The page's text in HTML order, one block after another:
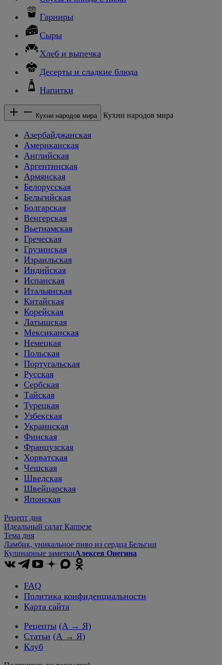
Гарниры
Сыры
Хлеб и выпечка
Десерты и сладкие блюда
Напитки
Кухни народов мира Кухни народов мира
Азербайджанская
Американская
Английская
Аргентинская
Армянская
Белорусская
Бельгийская
Болгарская
Венгерская
Вьетнамская
Греческая
Грузинская
Израильская
Индийская
Испанская
Итальянская
Китайская
Корейская
Латышская
Мексиканская
Немецкая
Польская
Португальская
Русская
Сербская
Тайская
Турецкая
Узбекская
Украинская
Финская
Французская
Хорватская
Чешская
Шведская
Швейцарская
Японская
Рецепт дня
Идеальный салат Капрезе
Тема дня
Ламбик, уникальное пиво из сердца Бельгии
Кулинарные заметкиАлексея Онегина
FAQ
Политика конфиденциальности
Карта сайта
Рецепты (А → Я)
Статьи (А → Я)
Клуб